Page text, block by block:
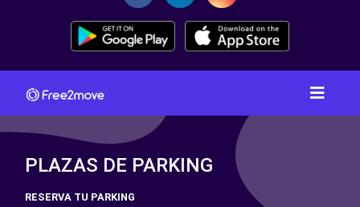
PLAZAS DE PARKING
RESERVA TU PARKING